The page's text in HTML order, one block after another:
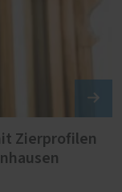
Zierprofilen